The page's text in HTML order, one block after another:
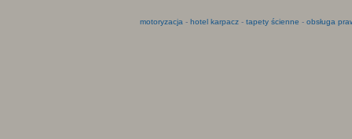
motoryzacja - hotel karpacz- tapety ścienne - obsługa